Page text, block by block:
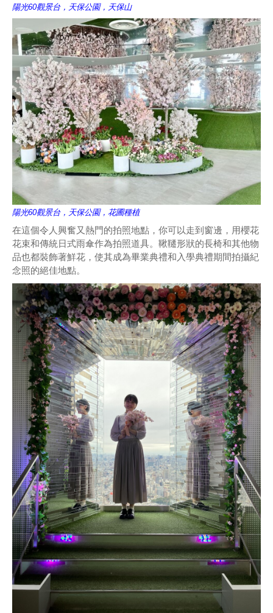
陽光60觀景台，天保公園，天保山
陽光60觀景台，天保公園，花圃種植
在這個令人興奮又熱門的拍照地點，你可以走到窗邊，用櫻花
花束和傳統日式雨傘作為拍照道具。鞦韆形狀的長椅和其他物
品也都裝飾著鮮花，使其成為畢業典禮和入學典禮期間拍攝紀
念照的絕佳地點。